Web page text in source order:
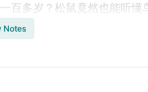
百多岁？松鼠竟然也能听懂
感情，或只是确认彼此的存
？它的小书包里装着什么
Notes